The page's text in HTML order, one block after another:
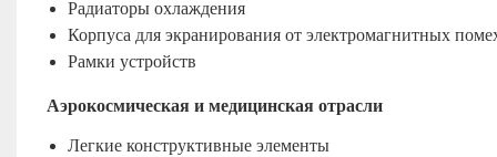
Радиаторы охлаждения
Корпуса для экранирования от электромагнитных
Рамки устройств
Аэрокосмическая и медицинская отрасли
Легкие конструктивные элементы